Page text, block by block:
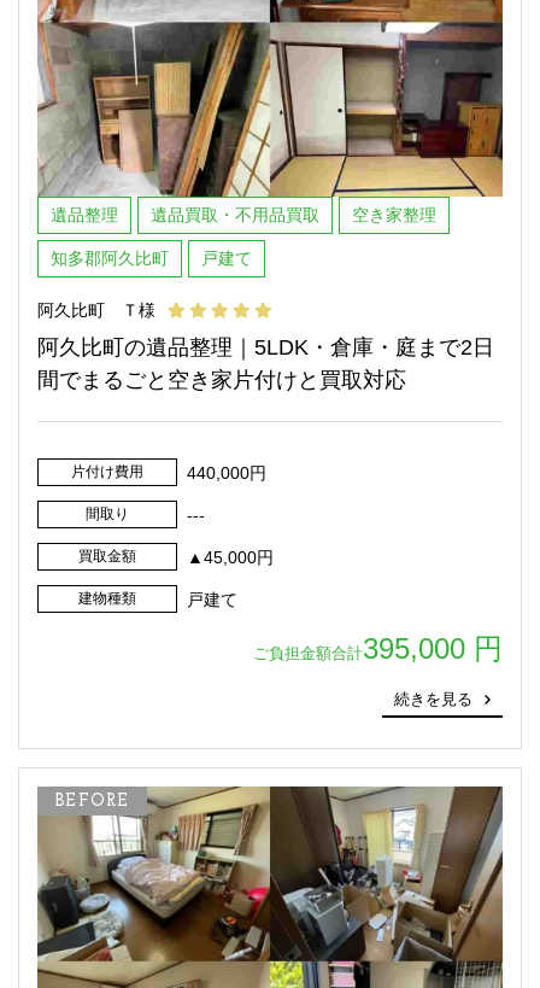
遺品整理 遺品買取・不用品買取 空き家整理
知多郡阿久比町 戸建て
阿久比町 Ｔ様
阿久比町の遺品整理｜5LDK・倉庫・庭まで2日
間でまるごと空き家片付けと買取対応
片付け費用 440,000円
間取り ---
買取金額 ▲45,000円
建物種類 戸建て
ご負担金額合計395,000 円
続きを見る
BEFORE